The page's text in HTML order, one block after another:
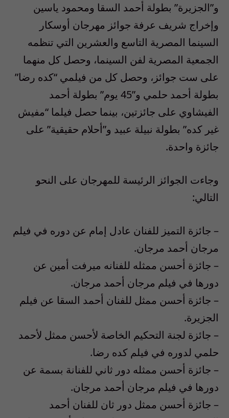
و”الجزيرة” بطولة أحمد السقا ومحمود ياسين
وإخراج شريف عرفة جوائز مهرجان أوسكار
السينما المصرية التاسع والعشرين التي تنظمه
الجمعية المصرية لفن السينما، وحصل كل منهما
على ست جوائز، وحصل كل من فيلمي “كده رضا”
بطولة أحمد حلمي و”45 يوم” بطولة أحمد
الفيشاوي على جائزتين، بينما حصل فيلما “مفيش
غير كده” بطولة نبيلة عبيد و”أحلام حقيقية” على
جائزة واحدة.
وجاءت الجوائز الرئيسة للمهرجان على النحو
التالي:
– جائزة التميز للفنان عادل إمام عن دوره في فيلم
مرجان أحمد مرجان.
– جائزة أحسن ممثله للفنانه ميرفت أمين عن
دورها في فيلم مرجان أحمد مرجان.
– جائزة أحسن ممثل للفنان أحمد السقا عن فيلم
الجزيرة.
– جائزة لجنة التحكيم الخاصة لأحسن ممثل لأحمد
حلمي لدوره في فيلم كده رضا.
– جائزة أحسن ممثله دور ثاني للفنانة بسمة عن
دورها في فيلم مرجان أحمد مرجان.
– جائزة أحسن ممثل دور ثان للفنان أحمد